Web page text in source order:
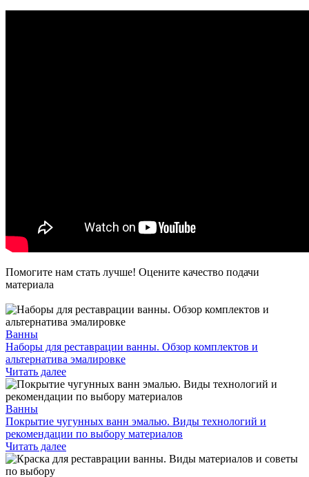
Помогите нам стать лучше! Оцените качество подачи
материала
Ванны
Наборы для реставрации ванны. Обзор комплектов и
альтернатива эмалировке
Читать далее
Ванны
Покрытие чугунных ванн эмалью. Виды технологий и
рекомендации по выбору материалов
Читать далее